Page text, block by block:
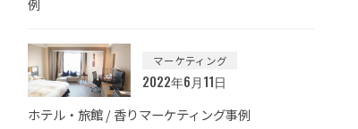
例
マーケティング
2022年6月11日
ホテル・旅館 / 香りマーケティング事例